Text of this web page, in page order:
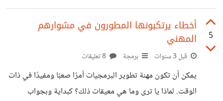
اصطناعي على
يتساءل البعض عما إذا كان مصممو تجربة المستخدم سيصمدون
ضد التكنولوجيا الجديدة. في حين أنه من الصحيح أن الذكاء
أن هناك أسبابًا مقنعة للاعتقاد بأن المصممين البشريين
سيستمرون في لعب دور حيوي في إنشاء تجارب مستخدم هادفة
وفعالة. أولاً، من المهم فهم ما يمكن للذكاء الاصطناعي فعله وما لا
5
أخطاء يرتكبونها المطورون في مشوارهم
المهني
قبل 3 سنوات برمجة
يمكن أن تكون مهنة تطوير البرمجيات أمرًا صعبًا ومفيدًا في ذات
الوقت. لماذا يا ترى وما هي معيقات ذلك؟ كبداية وبجواب